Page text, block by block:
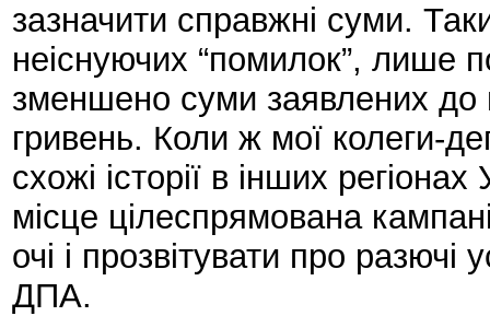
зазначити справжні суми.
неіснуючих “помилок”, лише
зменшено суми заявлених
гривень. Коли ж мої колеги-
схожі історії в інших
місце цілеспрямована
очі і прозвітувати про разючі
ДПА.